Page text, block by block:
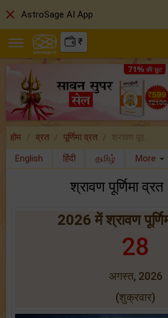
₹
होम व्रत पूर्णिमा व्रत
श्रावण पूर..
English
हिंदी தமிழ் More
श्रावण पूर्णिमा
2026 में श्रावण
28
अगस्त, 2026
(शुक्रवार)
close AstroSage AI App